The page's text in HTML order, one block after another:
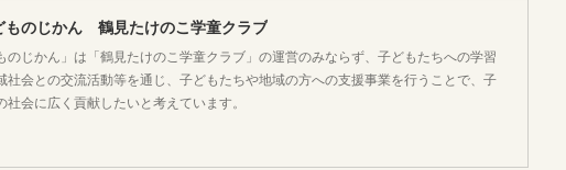
ものじかん 鶴見たけのこ学童クラブ
のじかん」は「鶴見たけのこ学童クラブ」の運営のみならず、子どもたちへの学習
社会との交流活動等を通じ、子どもたちや地域の方への支援事業を行うことで、子
会に広く貢献したいと考えています。